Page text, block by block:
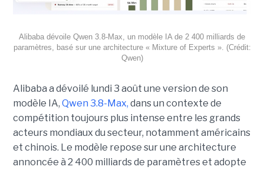
Alibaba dévoile Qwen 3.8-Max, un modèle IA de 2 400 milliards de
paramètres, basé sur une architecture « Mixture of Experts ». (Crédit:
Qwen)
Alibaba a dévoilé lundi 3 août une version de son
modèle IA, Qwen 3.8-Max, dans un contexte de
compétition toujours plus intense entre les grands
acteurs mondiaux du secteur, notamment américains
et chinois. Le modèle repose sur une architecture
annoncée à 2 400 milliards de paramètres et adopte